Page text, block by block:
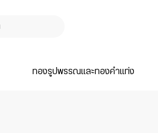
ทองรูปพรรณและทองคำแท่ง